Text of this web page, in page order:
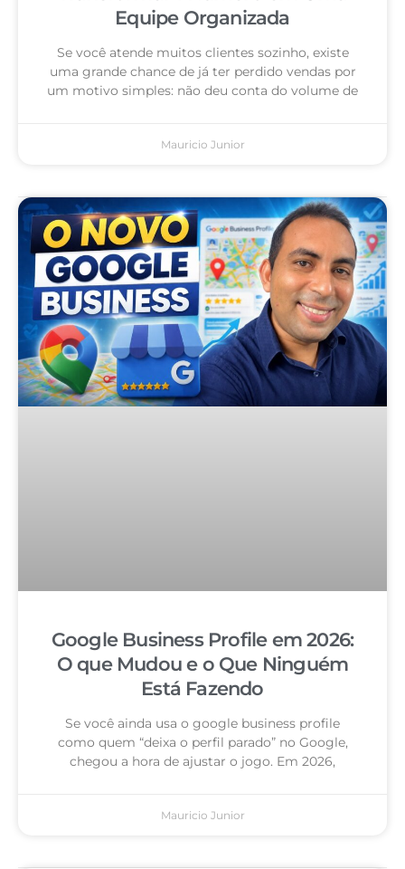
Equipe Organizada
Se você atende muitos clientes sozinho, existe
uma grande chance de já ter perdido vendas por
um motivo simples: não deu conta do volume de
Mauricio Junior
Google Business Profile em 2026:
O que Mudou e o Que Ninguém
Está Fazendo
Se você ainda usa o google business profile
como quem “deixa o perfil parado” no Google,
chegou a hora de ajustar o jogo. Em 2026,
Mauricio Junior